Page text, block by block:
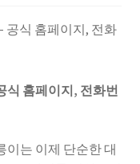
식 홈페이지, 전화번
이는 이제 단순한 대